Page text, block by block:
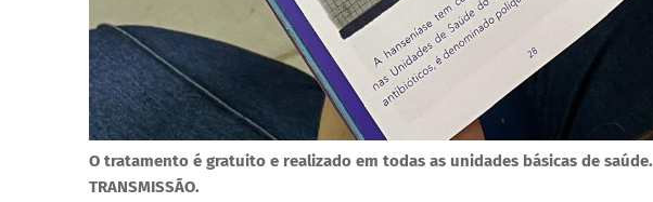
O tratamento é gratuito e realizado em todas as unidades básicas de saúde.
TRANSMISSÃO.